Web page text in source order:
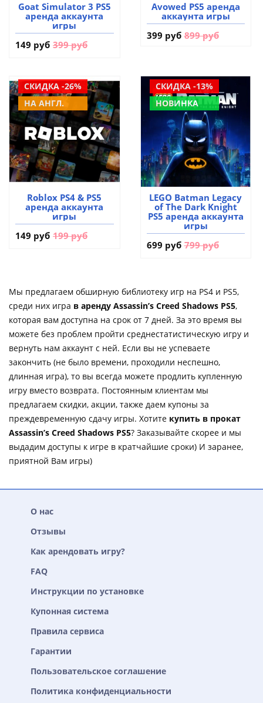
Goat Simulator 3 PS5
аренда аккаунта
игры
149 руб 399 руб
Avowed PS5 аренда
аккаунта игры
399 руб 899 руб
СКИДКА -26%
НА АНГЛ.
Roblox PS4 & PS5
аренда аккаунта
игры
149 руб 199 руб
СКИДКА -13%
НОВИНКА
LEGO Batman Legacy
of The Dark Knight
PS5 аренда аккаунта
игры
699 руб 799 руб
Мы предлагаем обширную библиотеку игр на PS4 и PS5,
среди них игра в аренду Assassin’s Creed Shadows PS5,
которая вам доступна на срок от 7 дней. За это время вы
можете без проблем пройти среднестатистическую игру и
вернуть нам аккаунт с ней. Если вы не успеваете
закончить (не было времени, проходили неспешно,
длинная игра), то вы всегда можете продлить купленную
игру вместо возврата. Постоянным клиентам мы
предлагаем скидки, акции, также даем купоны за
преждевременную сдачу игры. Хотите купить в прокат
Assassin’s Creed Shadows PS5? Заказывайте скорее и мы
выдадим доступы к игре в кратчайшие сроки) И заранее,
приятной Вам игры)
О нас
Отзывы
Как арендовать игру?
FAQ
Инструкции по установке
Купонная система
Правила сервиса
Гарантии
Пользовательское соглашение
Политика конфиденциальности